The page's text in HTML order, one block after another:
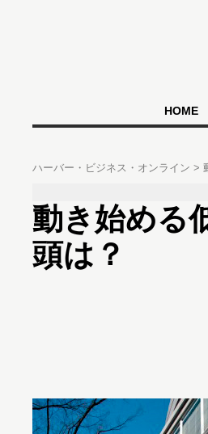
HOME
ハーバー・ビジネス・オンライン
動き始める
頭は？